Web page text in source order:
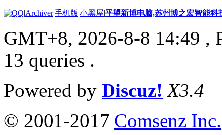
|Archiver|手机版|小黑屋|平望新博电脑,苏州博之宏智能科
GMT+8, 2026-8-8 14:49 ,
13 queries .
Powered by Discuz! X3.4
© 2001-2017 Comsenz Inc.